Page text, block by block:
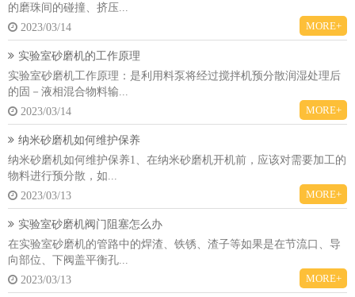
的磨珠间的碰撞、挤压...
2023/03/14
MORE+
实验室砂磨机的工作原理
实验室砂磨机工作原理：是利用料泵将经过搅拌机预分散润湿处理后
的固－液相混合物料输...
2023/03/14
MORE+
纳米砂磨机如何维护保养
纳米砂磨机如何维护保养1、在纳米砂磨机开机前，应该对需要加工的
物料进行预分散，如...
2023/03/13
MORE+
实验室砂磨机阀门阻塞怎么办
在实验室砂磨机的管路中的焊渣、铁锈、渣子等如果是在节流口、导
向部位、下阀盖平衡孔...
2023/03/13
MORE+